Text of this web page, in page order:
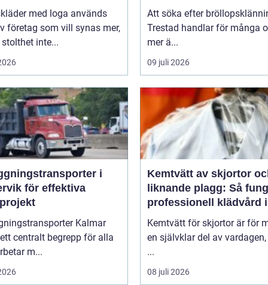
med loga används
företag som vill synas mer,
inte...
Att söka efter
Trestad handlar för många
mer ä...
09 juli 2026
i
för effektiva
Kalmar
centralt begrepp för alla
m...
Kemtvätt av skjortor
liknande plagg: Så
professionell klädvård i
praktiken
Kemtvätt för skjortor är för
en självklar del av
...
08 juli 2026